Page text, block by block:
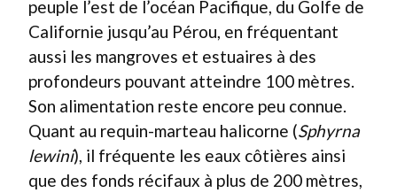
peuple l’est de l’océan Pacifique, du Golfe de
Californie jusqu’au Pérou, en fréquentant
aussi les mangroves et estuaires à des
profondeurs pouvant atteindre 100 mètres.
Son alimentation reste encore peu connue.
Quant au requin-marteau halicorne (Sphyrna
lewini), il fréquente les eaux côtières ainsi
que des fonds récifaux à plus de 200 mètres,